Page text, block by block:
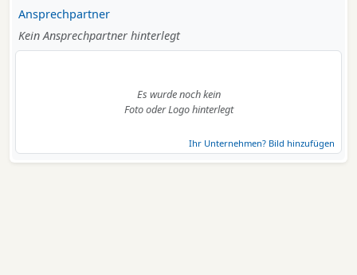
Ansprechpartner
Kein Ansprechpartner hinterlegt
Es wurde noch kein
Foto oder Logo hinterlegt
Ihr Unternehmen? Bild hinzufügen